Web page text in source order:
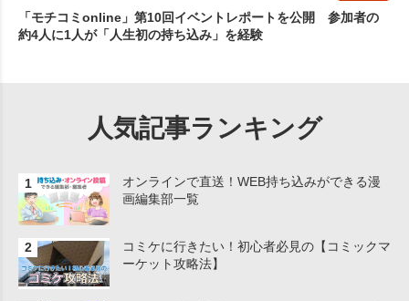
「モチコミonline」第10回イベントレポートを公開 参加者の
約4人に1人が「人生初の持ち込み」を経験
人気記事ランキング
オンラインで直送！WEB持ち込みができる漫
画編集部一覧
コミケに行きたい！初心者必見の【コミックマ
ーケット攻略法】